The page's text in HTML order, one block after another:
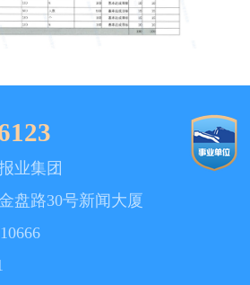
业集团
盘路30号新闻大厦